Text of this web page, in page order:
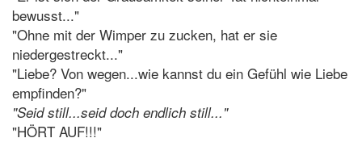
bewusst..."
"Ohne mit der Wimper zu zucken, hat er sie
niedergestreckt..."
"Liebe? Von wegen...wie kannst du ein Gefühl wie Liebe
empfinden?"
"Seid still...seid doch endlich still..."
"HÖRT AUF!!!"